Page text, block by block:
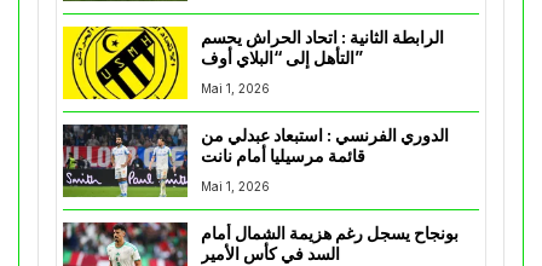
الرابطة الثانية : اتحاد الحراش يحسم
التأهل إلى “البلاي أوف”
Mai 1, 2026
الدوري الفرنسي : استبعاد عبدلي من
قائمة مرسيليا أمام نانت
Mai 1, 2026
بونجاح يسجل رغم هزيمة الشمال أمام
السد في كأس الأمير